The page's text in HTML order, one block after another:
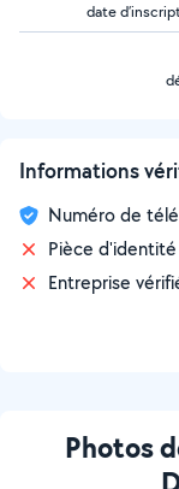
date
Informations
Numéro de
Pièce
Entreprise
Photos